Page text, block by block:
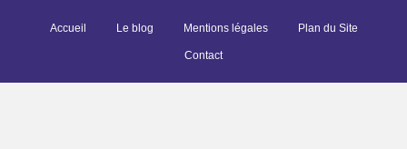
Accueil Le blog Mentions légales Plan du Site
Contact